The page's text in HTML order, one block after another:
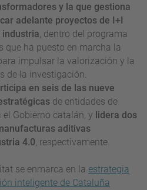
y la que gestiona
adelante proyectos de I+I
industria, dentro del programa
que ha puesto en marcha la
impulsar la valorización y la
de la investigación.
en seis de las nueve
de entidades de
Gobierno catalán, y lidera dos
aditivas
4.0, respectivamente.
se enmarca en la estrategia
inteligente de Cataluña